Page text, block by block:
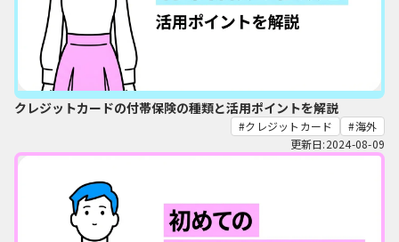
クレジットカードの付帯保険の種類と活用ポイントを解説
クレジットカード
海外
更新日:2024-08-09